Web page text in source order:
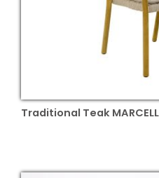
Traditional Teak